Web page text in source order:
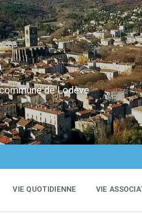
de Lodève
VIE QUOTIDIENNE VIE